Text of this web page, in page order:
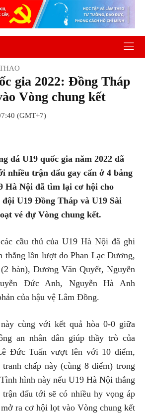
gia 2022: Đồng Tháp
Vòng chung kết
(GMT+7)
đá U19 quốc gia năm 2022 đã
nhiều trận đấu gay cấn ở 4 bảng
Hà Nội đã tìm lại cơ hội cho
U19 Đồng Tháp và U19 Sài
vé dự Vòng chung kết.
cầu thủ của U19 Hà Nội đã ghi
thắng lần lượt do Phan Lạc Dương,
bàn), Dương Văn Quyết, Nguyễn
Đức Anh, Nguyễn Hà Anh
của hậu vệ Lâm Đồng.
cùng với kết quả hòa 0-0 giữa
an nhân dân giúp thầy trò của
Đức Tuấn vượt lên với 10 điểm,
chấp này (cùng 8 điểm) trong
hình này nếu U19 Hà Nội thắng
trận đấu tới sẽ có nhiều hy vọng áp
ra cơ hội lọt vào Vòng chung kết